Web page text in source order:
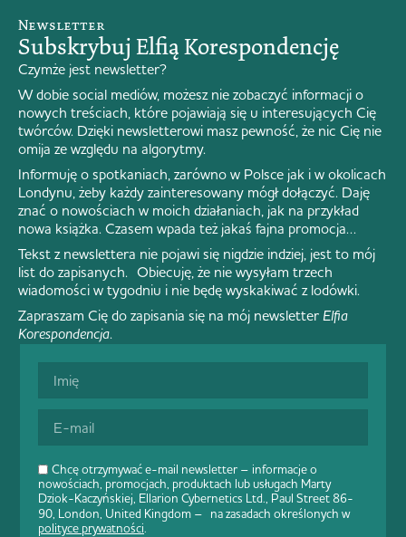
Chcę otrzymywać e-mail newsletter – informacje o
nowościach, promocjach, produktach lub usługach Marty
Dziok-Kaczyńskiej, Ellarion Cybernetics Ltd., Paul Street 86-
90, London, United Kingdom – na zasadach określonych w
polityce prywatności.
Newsletter
Subskrybuj Elfią Korespondencję
Czymże jest newsletter?
W dobie social mediów, możesz nie zobaczyć informacji o
nowych treściach, które pojawiają się u interesujących Cię
twórców. Dzięki newsletterowi masz pewność, że nic Cię nie
omija ze względu na algorytmy.
Informuję o spotkaniach, zarówno w Polsce jak i w okolicach
Londynu, żeby każdy zainteresowany mógł dołączyć. Daję
znać o nowościach w moich działaniach, jak na przykład
nowa książka. Czasem wpada też jakaś fajna promocja…
Tekst z newslettera nie pojawi się nigdzie indziej, jest to mój
list do zapisanych. Obiecuję, że nie wysyłam trzech
wiadomości w tygodniu i nie będę wyskakiwać z lodówki.
Zapraszam Cię do zapisania się na mój newsletter Elfia
Korespondencja.